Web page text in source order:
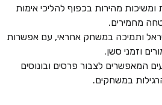
ומשיכות מהירות בכפוף להליכי אימות
מחמירים.
ותמיכה במשחק אחראי, עם אפשרות
וזמני סשן.
המאפשרים לצבור פרסים ובונוסים
במשחקים.